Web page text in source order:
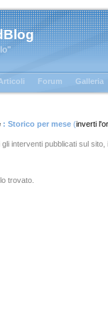
Forum Galleria
: Storico per mese (inverti
gli interventi pubblicati sul sito,
trovato.